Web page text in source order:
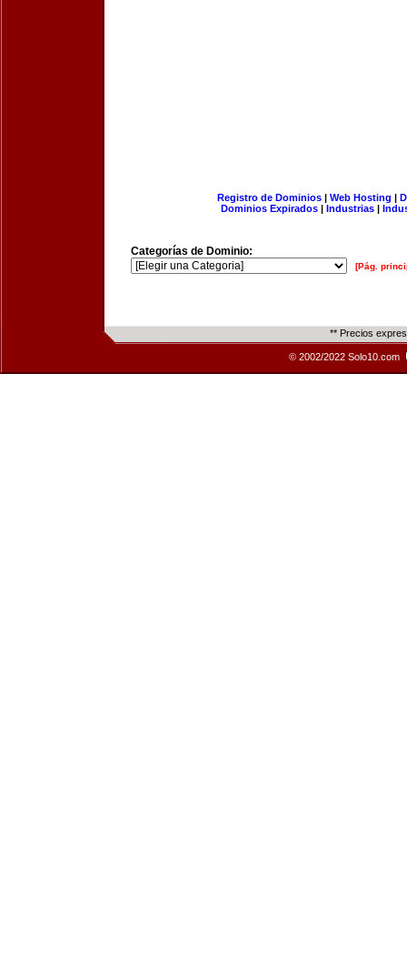
Registro de Dominios| Web Hosting |
Dominios Expirados | Industrias |
Categorías de Dominio:
[Pág.
** Precios
© 2002/2022 Solo10.com